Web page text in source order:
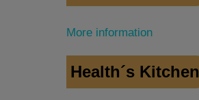
More information
Health´s Kitchen